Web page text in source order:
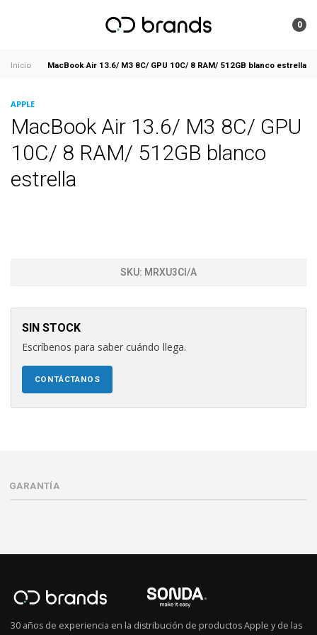
0
Inicio MacBook Air 13.6/ M3 8C/ GPU 10C/ 8 RAM/ 512GB blanco estrella
APPLE
MacBook Air 13.6/ M3 8C/ GPU
10C/ 8 RAM/ 512GB blanco
estrella
SKU: MRXU3CI/A
SIN STOCK
Escríbenos para saber cuándo llega.
CONTÁCTANOS
GARANTÍA
30 años de experiencia en la distribución de productos Apple y de las